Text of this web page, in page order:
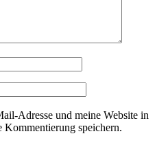
Adresse und meine Website in
Kommentierung speichern.